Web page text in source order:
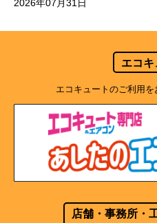
2026年07月31日
エコキ
エコキュートのご利用
店舗・事務所・